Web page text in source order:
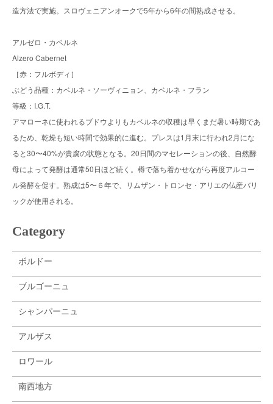
造方法で実施。スロヴェニアンオークで5年から6年の間熟成させる。
アルゼロ・カベルネ
Alzero Cabernet
［赤：フルボディ］
ぶどう品種：カベルネ・ソーヴィニョン、カベルネ・フラン
等級：I.G.T.
アマローネに使われるブドウよりもカベルネの収穫は早くまだ暑い時期であ
るため、乾燥も短い時間で効果的に進む。プレスは1月末に行われ2月にな
ると30〜40%が貴腐の状態となる。20日間のマセレーションの後、自然酵
母によって発酵は通常50日ほど続く。樽で落ち着かせながら再度アルコー
ル発酵を促す。熟成は5〜６年で、リムザン・トロンセ・アリエの仏産バリ
ックが使用される。
Category
ボルドー
ブルゴーニュ
シャンパーニュ
アルザス
ロワール
南西地方